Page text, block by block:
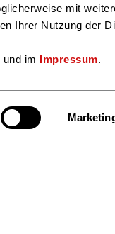
mit
Ihrer Nutzung der
und im Impressum.